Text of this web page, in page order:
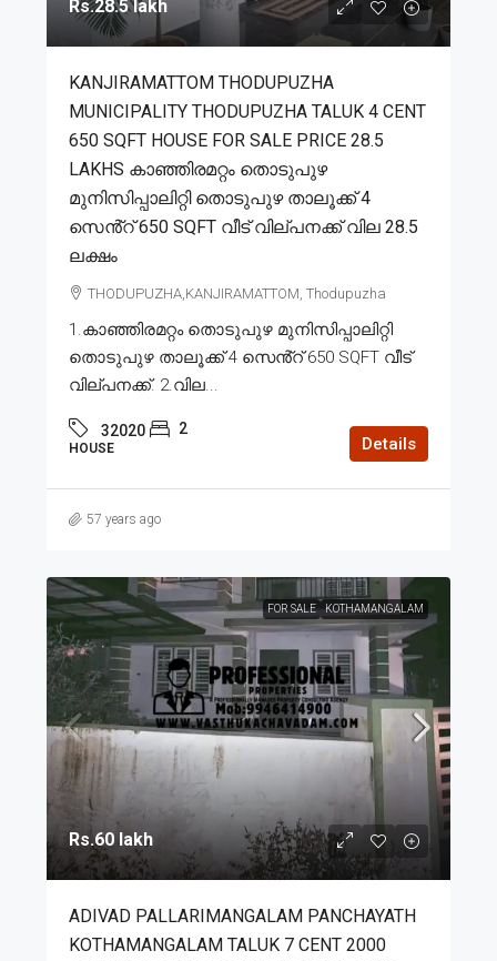
Rs.28.5 lakh
KANJIRAMATTOM THODUPUZHA
MUNICIPALITY THODUPUZHA TALUK 4 CENT
650 SQFT HOUSE FOR SALE PRICE 28.5
LAKHS കാഞ്ഞിരമറ്റം തൊടുപുഴ
മുനിസിപ്പാലിറ്റി തൊടുപുഴ താലൂക്ക് 4
സെൻ്റ് 650 SQFT വീട് വില്പനക്ക് വില 28.5
ലക്ഷം
THODUPUZHA,KANJIRAMATTOM, Thodupuzha
1.കാഞ്ഞിരമറ്റം തൊടുപുഴ മുനിസിപ്പാലിറ്റി
തൊടുപുഴ താലൂക്ക് 4 സെൻ്റ് 650 SQFT വീട്
വില്പനക്ക്. 2.വില...
32020 2
HOUSE Details
57 years ago
FOR SALE KOTHAMANGALAM
Rs.60 lakh
ADIVAD PALLARIMANGALAM PANCHAYATH
KOTHAMANGALAM TALUK 7 CENT 2000